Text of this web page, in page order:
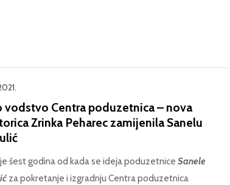
vodstvo Centra poduzetnica – nova
Zrinka Peharec zamijenila Sanelu
šest godina od kada se ideja poduzetnice Sanele
za pokretanje i izgradnju Centra poduzetnica